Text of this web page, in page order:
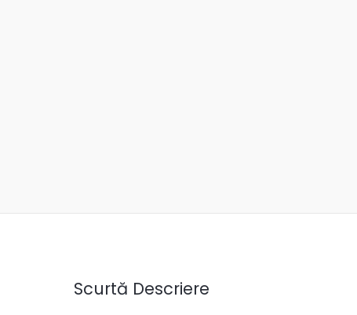
Scurtă Descriere